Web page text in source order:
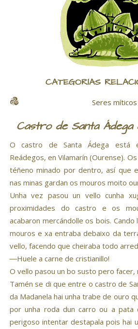
CATEGORÍAS
Seres míticos
Castro de Santa Ádega
O castro de Santa Ádega está
Reádegos, en Vilamarín (Ourense).
téñeno minado por dentro, así que
nas minas gardan os mouros moito
Unha vez pasou un vello cunha
proximidades do castro e os
acabaron mercándolle os bois.
mouros e xa entraba debaixo da
vello, facendo que cheiraba todo
―Huele a carne de cristianillo!
O vello pasou un bo susto pero facer,
Tamén se di que entre o castro de
da Madanela hai unha trabe de ouro
por unha roda dun carro ou a pata
perigoso intentar destapala pois hai